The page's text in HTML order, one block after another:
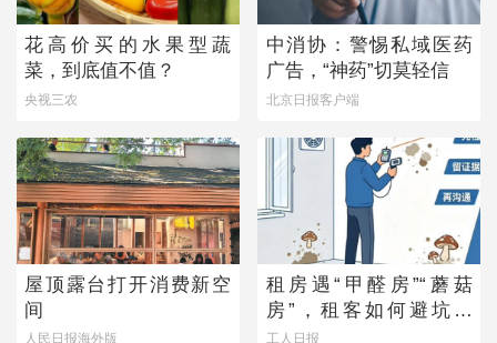
花高价买的水果型蔬
菜，到底值不值？
央视三农
中消协：警惕私域医药
广告，“神药”切莫轻信
北京日报客户端
屋顶露台打开消费新空
间
人民日报海外版
租房遇“甲醛房”“蘑菇
房”，租客如何避坑维
权？
工人日报